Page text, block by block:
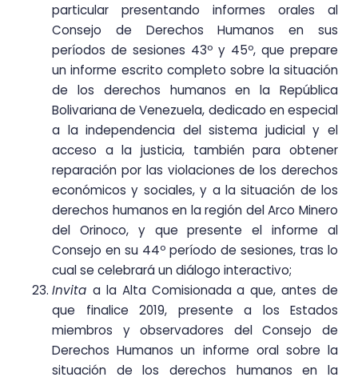
particular presentando informes orales al
Consejo de Derechos Humanos en sus
períodos de sesiones 43º y 45º, que prepare
un informe escrito completo sobre la situación
de los derechos humanos en la República
Bolivariana de Venezuela, dedicado en especial
a la independencia del sistema judicial y el
acceso a la justicia, también para obtener
reparación por las violaciones de los derechos
económicos y sociales, y a la situación de los
derechos humanos en la región del Arco Minero
del Orinoco, y que presente el informe al
Consejo en su 44º período de sesiones, tras lo
cual se celebrará un diálogo interactivo;
Invita a la Alta Comisionada a que, antes de
que finalice 2019, presente a los Estados
miembros y observadores del Consejo de
Derechos Humanos un informe oral sobre la
situación de los derechos humanos en la